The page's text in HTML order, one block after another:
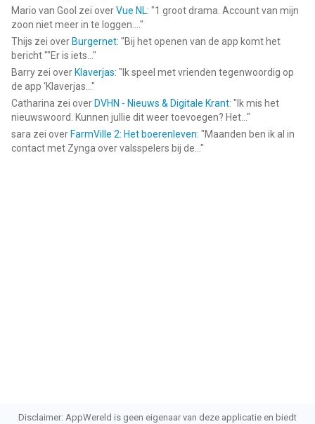
Mario van Gool zei overVue NL: "1 groot drama. Account van mijn
zoon niet meer in te loggen.... "
Thijs zei over Burgernet: "Bij het openen van de app komt het
bericht ""Er is iets... "
Barry zei over Klaverjas: " Ik speel met vrienden tegenwoordig op
de app ‘Klaverjas... "
Catharina zei over DVHN - Nieuws & Digitale Krant: " Ik mis het
nieuwswoord. Kunnen jullie dit weer toevoegen? Het... "
sara zei over FarmVille 2: Het boerenleven: "Maanden ben ik al in
contact met Zynga over valsspelers bij de... "
Disclaimer: AppWereld is geen eigenaar van deze applicatie en biedt